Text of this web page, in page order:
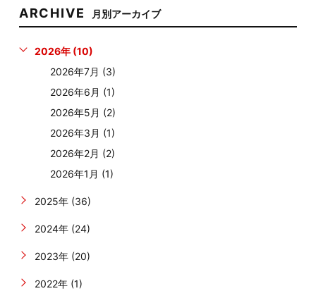
ARCHIVE 月別アーカイブ
2026年 (10)
2026年7月 (3)
2026年6月 (1)
2026年5月 (2)
2026年3月 (1)
2026年2月 (2)
2026年1月 (1)
2025年 (36)
2024年 (24)
2023年 (20)
2022年 (1)